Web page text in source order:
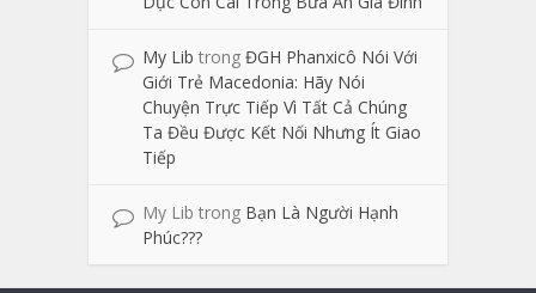
My Lib trong ĐGH Phanxicô Nói Với
Giới Trẻ Macedonia: Hãy Nói
Chuyện Trực Tiếp Vì Tất Cả Chúng
Ta Đều Được Kết Nối Nhưng Ít Giao
Tiếp
My Lib trong Bạn Là Người Hạnh
Phúc???